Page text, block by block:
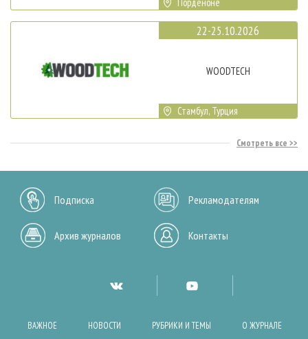
Порденоне
22-25.10.2026
WOODTECH
Стамбул, Турция
Смотреть все
Подписка Рекламодателям
Архив журналов Контакты
ВАЖНОЕ НОВОСТИ РУБРИКИ И ТЕМЫ О ЖУРНАЛЕ